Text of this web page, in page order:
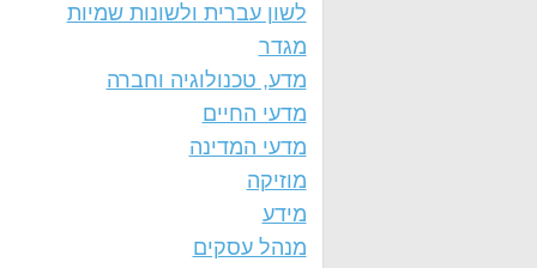
לשון עברית ולשונות שמיות
מגדר
מדע, טכנולוגיה וחברה
מדעי החיים
מדעי המדינה
מוזיקה
מידע
מנהל עסקים